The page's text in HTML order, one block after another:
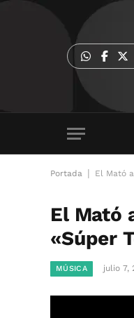
Portada El Mató
El Mató
«Súper
MÚSICA julio 7,